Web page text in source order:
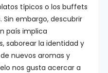
típicos o los buffets
Sin embargo, descubrir
país implica
saborear la identidad y
nuevos aromas y
nos gusta acercar a